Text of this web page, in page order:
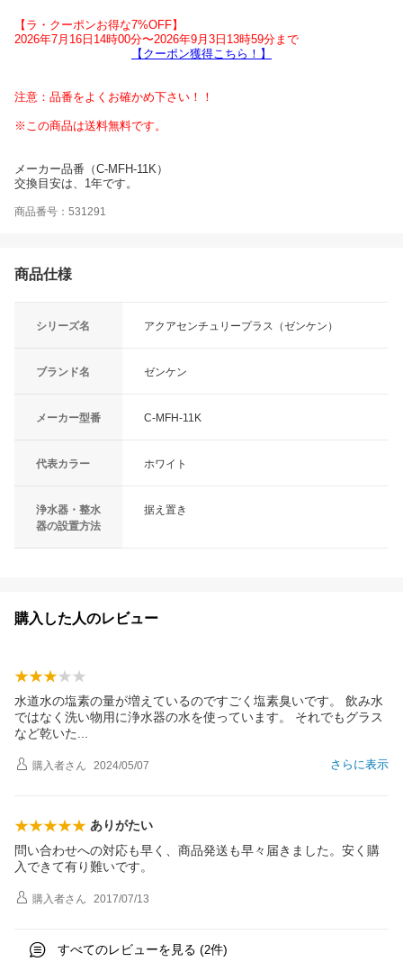
【ラ・クーポンお得な7%OFF】
2026年7月16日14時00分〜2026年9月3日13時59分まで
【クーポン獲得こちら！】
注意：品番をよくお確かめ下さい！！
※この商品は送料無料です。
メーカー品番（C-MFH-11K）
交換目安は、1年です。
商品番号：531291
商品仕様
シリーズ名 アクアセンチュリープラス（ゼンケン）
ブランド名 ゼンケン
メーカー型番 C-MFH-11K
代表カラー ホワイト
浄水器・整水
器の設置方法
据え置き
購入した人のレビュー
水道水の塩素の量が増えているのですごく塩素臭いです。 飲み水
ではなく洗い物用に浄水器の水を使っています。 それでもグラス
など乾いた
さらに表示
購入者さん 2024/05/07
ありがたい
問い合わせへの対応も早く、商品発送も早々届きました。安く購
入できて有り難いです。
購入者さん 2017/07/13
すべてのレビューを見る (2件)